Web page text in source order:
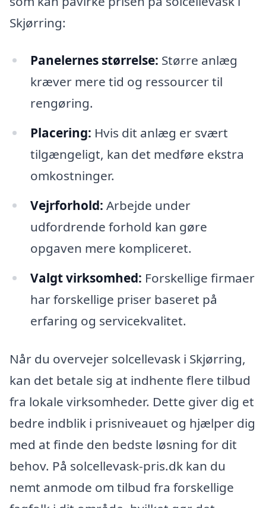
Skjørring:
Panelernes størrelse: Større anlæg
kræver mere tid og ressourcer til
rengøring.
Placering: Hvis dit anlæg er svært
tilgængeligt, kan det medføre ekstra
omkostninger.
Vejrforhold: Arbejde under
udfordrende forhold kan gøre
opgaven mere kompliceret.
Valgt virksomhed: Forskellige firmaer
har forskellige priser baseret på
erfaring og servicekvalitet.
Når du overvejer solcellevask i Skjørring,
kan det betale sig at indhente flere tilbud
fra lokale virksomheder. Dette giver dig et
bedre indblik i prisniveauet og hjælper dig
med at finde den bedste løsning for dit
behov. På solcellevask-pris.dk kan du
nemt anmode om tilbud fra forskellige